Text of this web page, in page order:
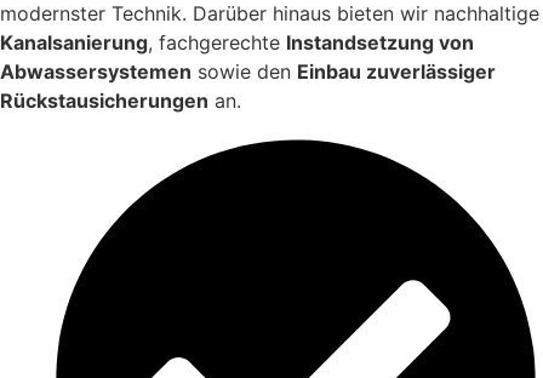
modernster Technik. Darüber hinaus bieten wir nachhaltige
Kanalsanierung, fachgerechte Instandsetzung von
Abwassersystemen sowie den Einbau zuverlässiger
Rückstausicherungen an.